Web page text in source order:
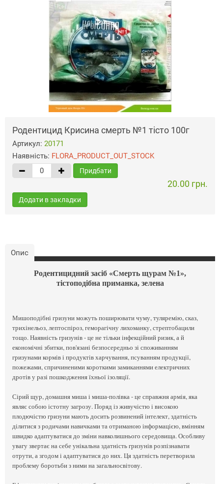
Родентицид Крисина смерть №1 тісто 100г
Артикул: 20171
Наявність: FLORA_PRODUCT_OUT_STOCK
Придбати
20.00 грн.
Додати в закладки
Опис
Родентицидний засіб «Смерть щурам №1»,
тістоподібна приманка, зелена
Мишоподібні гризуни можуть поширювати чуму, туляремію, сказ,
трихінельоз, лептоспіроз, геморагічну лихоманку, стрептобацили
тощо. Наявність гризунів - це не тільки інфекційний ризик, а й
економічні збитки, пов'язані безпосередньо зі споживанням
гризунами кормів і продуктів харчування, псуванням продукції,
пожежами, спричиненими короткими замиканнями електричних
дротів у разі пошкодження їхньої ізоляції.
Сірий щур, домашня миша і миша-полівка - це справжня армія, яка
являє собою істотну загрозу. Поряд із живучістю і високою
плодючістю гризуни мають досить розвинений інтелект, здатність
ділитися з родичами навичками та отриманою інформацією, вмінням
швидко адаптуватися до зміни навколишнього середовища. Особливу
увагу звертає на себе унікальна здатність гризунів розпізнавати
отрути, а згодом і адаптуватися до них. Ця здатність перетворила
проблему боротьби з ними на загальносвітову.